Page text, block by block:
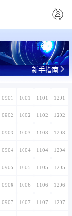
新手指南
0901 1001 1101 1201
0902 1002 1102 1202
0903 1003 1103 1203
0904 1004 1104 1204
0905 1005 1105 1205
0906 1006 1106 1206
0907 1007 1107 1207